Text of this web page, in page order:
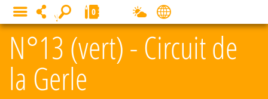
N°13 (vert) - Circuit de
la Gerle
MENU 0
Panneau de gestion des cookies